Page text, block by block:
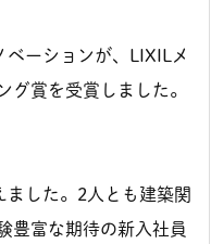
ーションが、LIXILメ
グ賞を受賞しました。
した。2人とも建築関
豊富な期待の新入社員